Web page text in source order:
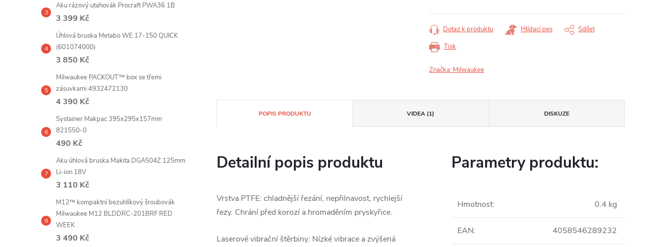
l
Aku rázový utahovák Procraft PWA36 1B
3 399 Kč
Úhlová bruska Metabo WE 17-150 QUICK
(601074000)
3 850 Kč
Milwaukee PACKOUT™ box se třemi
zásuvkami 4932472130
4 390 Kč
Systainer Makpac 395x295x157mm
821550-0
490 Kč
Aku úhlová bruska Makita DGA504Z 125mm
Li-ion 18V
3 110 Kč
M12™ kompaktní bezuhlíkový šroubovák
Milwaukee M12 BLDDRC-201BRF RED
WEEK
3 490 Kč
Tisk
Dotaz k produktu Hlídací pes Sdílet
Značka: Milwaukee
POPIS PRODUKTU VIDEA (1) DISKUZE
Detailní popis produktu
Vrstva PTFE: chladnější řezání, nepřilnavost, rychlejší
řezy. Chrání před korozí a hromaděním pryskyřice.
Laserové vibrační štěrbiny: Nízké vibrace a zvýšená
Parametry produktu:
Hmotnost: 0.4 kg
EAN: 4058546289232